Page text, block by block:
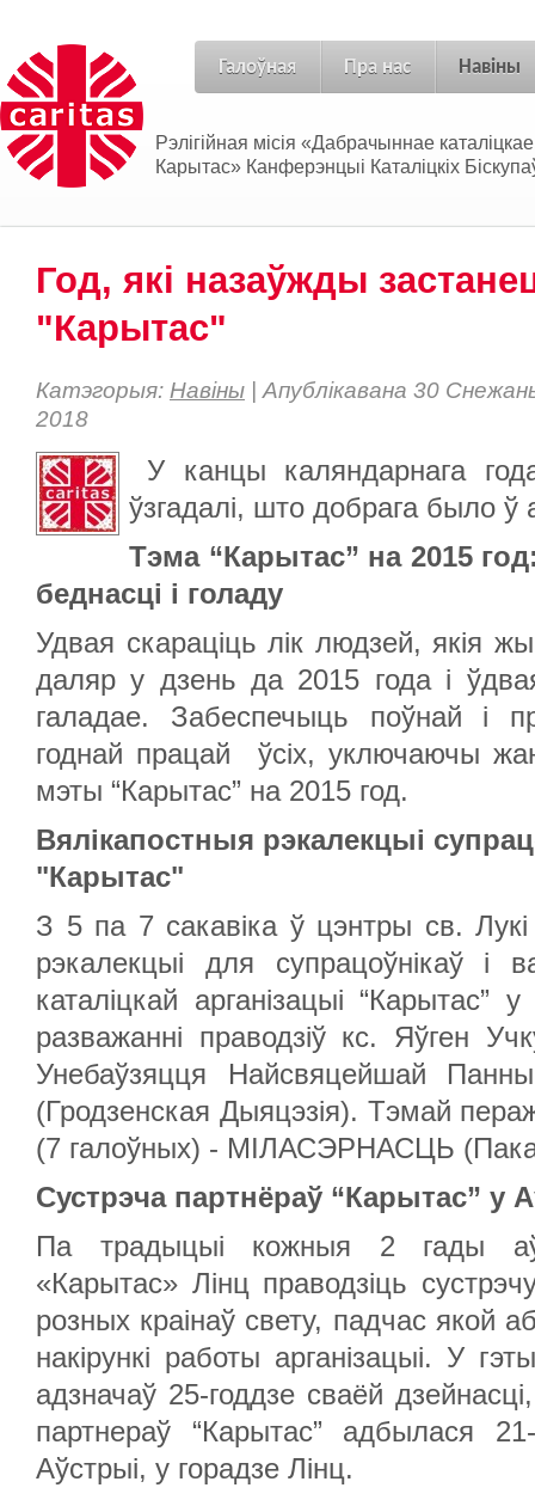
Галоўная Пра нас Навіны
Рэлігійная місія «Дабрачыннае
Карытас» Канферэнцыі Каталіцкіх
Год, які назаўжды
"Карытас"
Катэгорыя: Навіны | Апублікавана 30
2018
У канцы каляндарнага
ўзгадалі, што добрага было
Тэма “Карытас” на 2015
беднасці і голаду
Удвая скараціць лік людзей, якія
даляр у дзень да 2015 года і
галадае. Забеспечыць поўнай і
годнай працай ўсіх, уключаючы
мэты “Карытас” на 2015 год.
Вялікапостныя рэкалекцыі
"Карытас"
З 5 па 7 сакавіка ў цэнтры св. Лукі
рэкалекцыі для супрацоўнікаў і
каталіцкай арганізацыі
разважанні праводзіў кс. Яўген
Унебаўзяцця Найсвяцейшай
(Гродзенская Дыяцэзія). Тэмай
(7 галоўных) - МІЛАСЭРНАСЦЬ
Сустрэча партнёраў “Карытас” у
Па традыцыі кожныя 2 гады
«Карытас» Лінц праводзіць
розных краінаў свету, падчас якой
накірункі работы арганізацыі. У
адзначаў 25-годдзе сваёй
партнераў “Карытас” адбылася
Аўстрыі, у горадзе Лінц.